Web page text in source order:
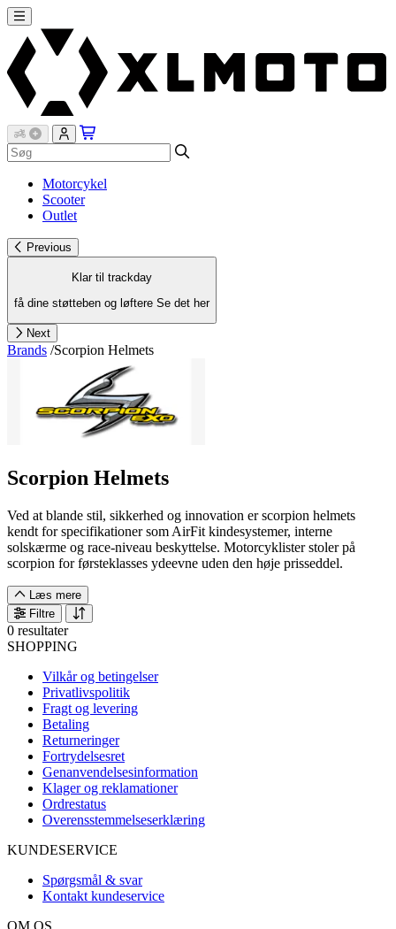
Motorcykel
Scooter
Outlet
Previous
Klar til trackday
få dine støtteben og løftere Se det her
Next
Brands /Scorpion Helmets
Scorpion Helmets
Ved at blande stil, sikkerhed og innovation er scorpion helmets
kendt for specifikationer som AirFit kindesystemer, interne
solskærme og race-niveau beskyttelse. Motorcyklister stoler på
scorpion for førsteklasses ydeevne uden den høje prisseddel.
Læs mere
Filtre
0 resultater
SHOPPING
Vilkår og betingelser
Privatlivspolitik
Fragt og levering
Betaling
Returneringer
Fortrydelsesret
Genanvendelsesinformation
Klager og reklamationer
Ordrestatus
Overensstemmelseserklæring
KUNDESERVICE
Spørgsmål & svar
Kontakt kundeservice
OM OS